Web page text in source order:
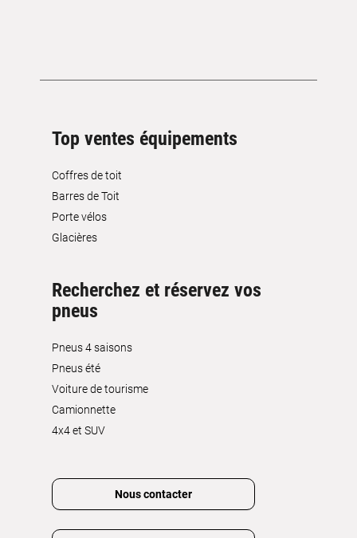
Top ventes équipements
Coffres de toit
Barres de Toit
Porte vélos
Glacières
Recherchez et réservez vos
pneus
Pneus 4 saisons
Pneus été
Voiture de tourisme
Camionnette
4x4 et SUV
Nous contacter